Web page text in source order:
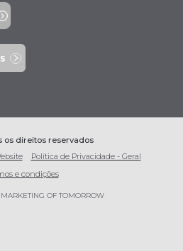
os direitos reservados
Política de Privacidade - Geral
e condições
OF TOMORROW